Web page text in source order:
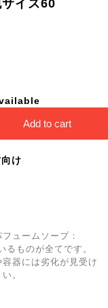
イズ60
Add to cart
け
ュームソープ：
ものが全てです。
器には劣化が見受け
。